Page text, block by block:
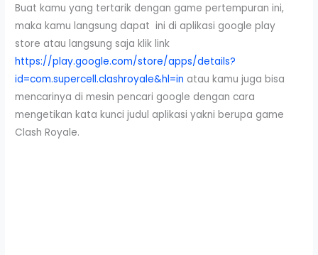
Buat kamu yang tertarik dengan game pertempuran ini,
maka kamu langsung dapat ini di aplikasi google play
store atau langsung saja klik link
https://play.google.com/store/apps/details?
id=com.supercell.clashroyale&hl=in atau kamu juga bisa
mencarinya di mesin pencari google dengan cara
mengetikan kata kunci judul aplikasi yakni berupa game
Clash Royale.